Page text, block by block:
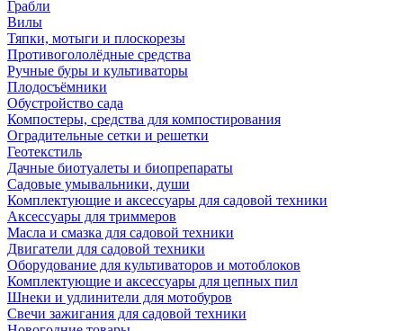
Грабли
Вилы
Тяпки, мотыги и плоскорезы
Противогололёдные средства
Ручные буры и культиваторы
Плодосъёмники
Обустройство сада
Компостеры, средства для компостирования
Оградительные сетки и решетки
Геотекстиль
Дачные биотуалеты и биопрепараты
Садовые умывальники, души
Комплектующие и аксессуары для садовой техники
Аксессуары для триммеров
Масла и смазка для садовой техники
Двигатели для садовой техники
Оборудование для культиваторов и мотоблоков
Комплектующие и аксессуары для цепных пил
Шнеки и удлинители для мотобуров
Свечи зажигания для садовой техники